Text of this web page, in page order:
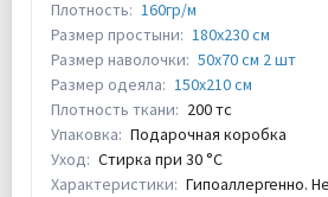
Плотность: 160гр/м
Размер простыни: 180х230 см
Размер наволочки: 50х70 см 2 шт
Размер одеяла: 150х210 см
Плотность ткани: 200 тс
Упаковка: Подарочная коробка
Уход: Стирка при 30 °С
Характеристики: Гипоаллергенно.